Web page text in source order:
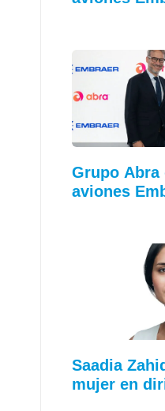
Grupo Abra
aviones
Saadia
mujer en